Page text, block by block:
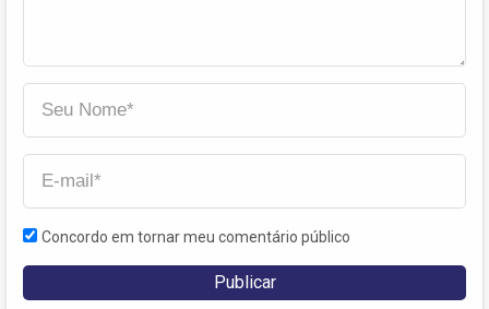
Concordo em tornar meu comentário público